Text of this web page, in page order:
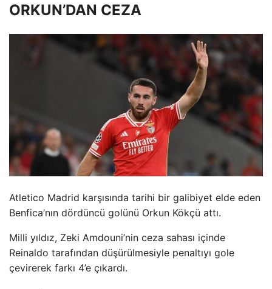
ORKUN’DAN CEZA
Atletico Madrid karşısında tarihi bir galibiyet elde eden
Benfica’nın dördüncü golünü Orkun Kökçü attı.
Milli yıldız, Zeki Amdouni’nin ceza sahası içinde
Reinaldo tarafından düşürülmesiyle penaltıyı gole
çevirerek farkı 4’e çıkardı.